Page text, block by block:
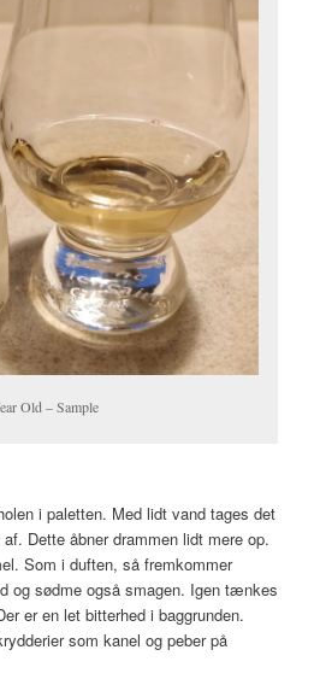
Old – Sample
i paletten. Med lidt vand tages det
Dette åbner drammen lidt mere op.
Som i duften, så fremkommer
og sødme også smagen. Igen tænkes
er en let bitterhed i baggrunden.
som kanel og peber på